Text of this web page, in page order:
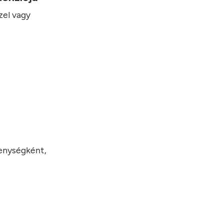
vagy